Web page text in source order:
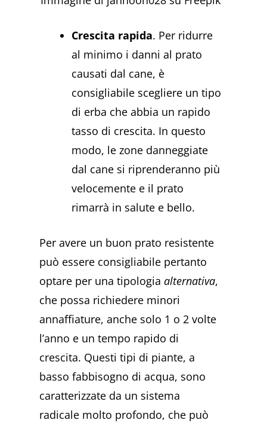
Crescita rapida. Per ridurre
al minimo i danni al prato
causati dal cane, è
consigliabile scegliere un tipo
di erba che abbia un rapido
tasso di crescita. In questo
modo, le zone danneggiate
dal cane si riprenderanno più
velocemente e il prato
rimarrà in salute e bello.
Per avere un buon prato resistente
può essere consigliabile pertanto
optare per una tipologiaalternativa,
che possa richiedere minori
annaffiature, anche solo 1 o 2 volte
l’anno e un tempo rapido di
crescita. Questi tipi di piante, a
basso fabbisogno di acqua, sono
caratterizzate da un sistema
radicale molto profondo, che può